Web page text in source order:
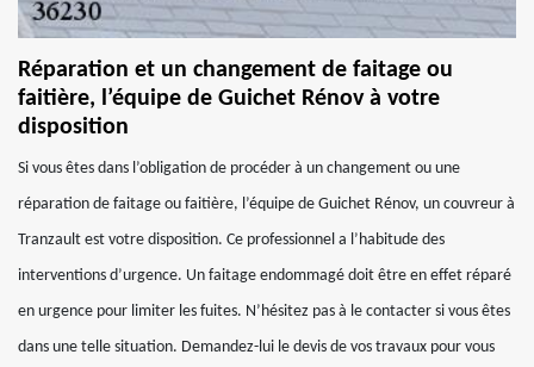
Réparation et un changement de faitage ou
faitière, l’équipe de Guichet Rénov à votre
disposition
Si vous êtes dans l’obligation de procéder à un changement ou une
réparation de faitage ou faitière, l’équipe de Guichet Rénov, un couvreur à
Tranzault est votre disposition. Ce professionnel a l’habitude des
interventions d’urgence. Un faitage endommagé doit être en effet réparé
en urgence pour limiter les fuites. N’hésitez pas à le contacter si vous êtes
dans une telle situation. Demandez-lui le devis de vos travaux pour vous